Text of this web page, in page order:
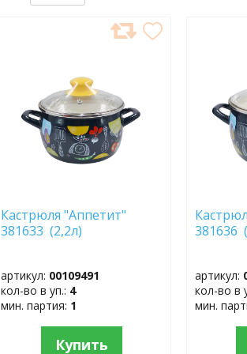
Кастрюля "Аппетит"
381633 (2,2л)
артикул: 00109491
кол-во в уп.: 4
мин. партия: 1
Купить
артикул:
кол-во в
мин.